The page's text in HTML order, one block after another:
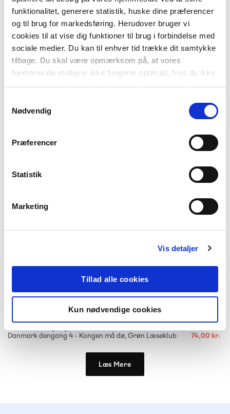
funktionalitet, generere statistik, huske dine præferencer
og til brug for markedsføring. Herudover bruger vi
cookies til at vise dig funktioner til brug i forbindelse med
sociale medier. Du kan til enhver tid trække dit samtykke
tilbage. Du skal være opmærksom på, at vores
hjemmeside muligvis ikke fungerer optimalt, hvis du ikke
accepterer cookies eller tilbagetrækker et samtykke.
Nødvendig
Præferencer
Statistik
Marketing
Vis detaljer
Tillad alle cookies
Kun nødvendige cookies
- +
Danmark dengang
74,00 kr.
148,00 kr.
Historie
ISBN
50%
Danmark dengang 4 - Kongen må dø, Grøn Læseklub
74,00 kr.
Læs Mere